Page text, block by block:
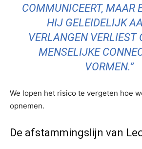
COMMUNICEERT, MAAR
HIJ GELEIDELIJK
VERLANGEN VERLIEST
MENSELIJKE
VORMEN.”
We lopen het risico te vergeten hoe
opnemen.
De afstammingslijn van